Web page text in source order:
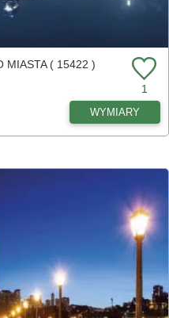
MIASTA ( 15422 )
1
WYMIARY